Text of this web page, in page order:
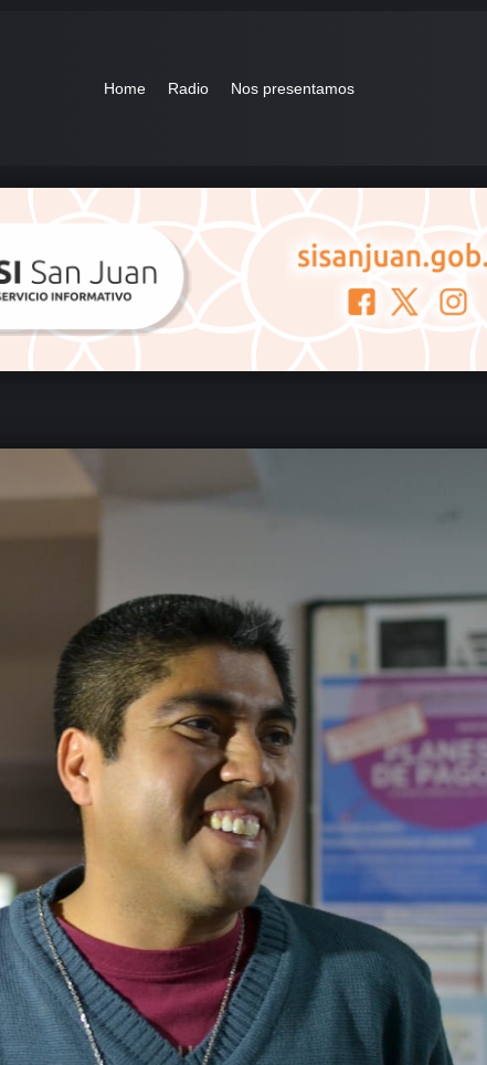
Home Radio Nos presentamos